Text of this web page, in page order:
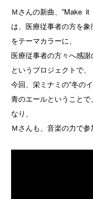
Ｍさんの新曲、”Make it
は、医療従事者の方を象
をテーマカラーに、
医療従事者の方々へ感謝
というプロジェクトで、
今回、栄ミナミの”冬の
青のエールということ
なり、
Ｍさんも、音楽の力で参